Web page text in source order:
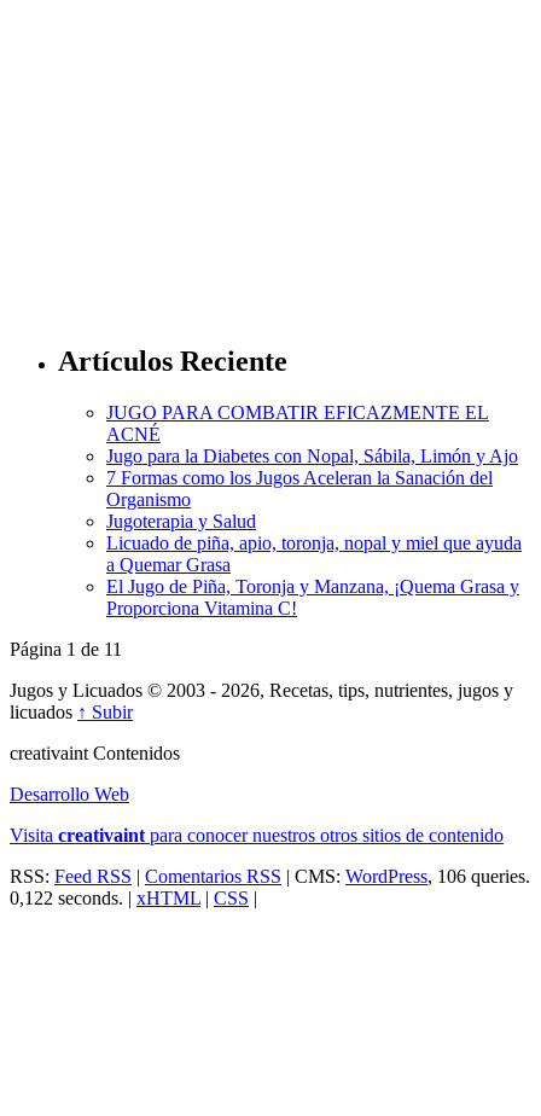
Artículos Reciente
JUGO PARA COMBATIR EFICAZMENTE EL
ACNÉ
Jugo para la Diabetes con Nopal, Sábila, Limón y Ajo
7 Formas como los Jugos Aceleran la Sanación del
Organismo
Jugoterapia y Salud
Licuado de piña, apio, toronja, nopal y miel que ayuda
a Quemar Grasa
El Jugo de Piña, Toronja y Manzana, ¡Quema Grasa y
Proporciona Vitamina C!
Página 1 de 11
Jugos y Licuados © 2003 - 2026, Recetas, tips, nutrientes, jugos y
licuados ↑ Subir
creativaint Contenidos
Desarrollo Web
Visita creativaint para conocer nuestros otros sitios de contenido
RSS: Feed RSS | Comentarios RSS | CMS: WordPress, 106 queries.
0,122 seconds. | xHTML | CSS |